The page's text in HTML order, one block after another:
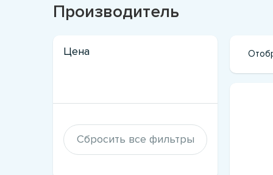
Производитель
Цена
Сбросить все фильтры